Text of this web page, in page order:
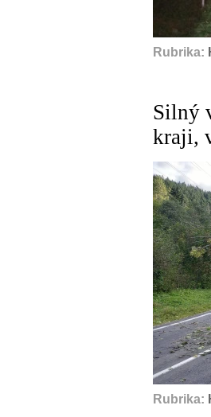
Rubrika:
Silný
kraji,
Rubrika: